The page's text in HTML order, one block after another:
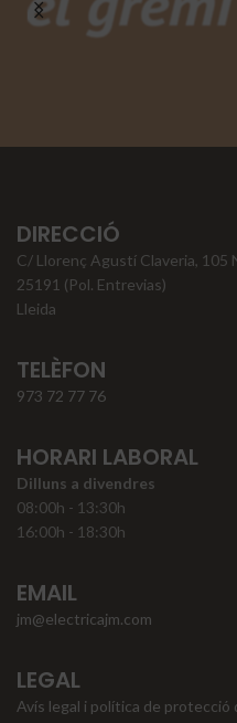
DIRECCIÓ
C/ Llorenç Agustí Claveria, 105
25191 (Pol. Entrevias)
Lleida
TELÈFON
973 72 77 76
HORARI LABORAL
Dilluns a divendres
08:00h - 13:30h
16:00h - 18:30h
EMAIL
jm@electricajm.com
LEGAL
Avís legal i política de protecció